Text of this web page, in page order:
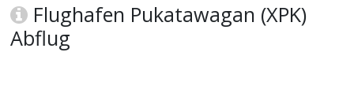
Flughafen Pukatawagan (XPK)
Abflug